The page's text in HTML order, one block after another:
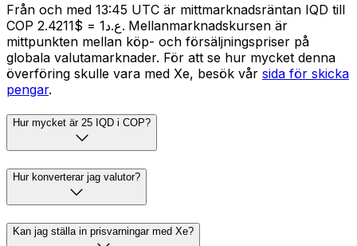
Från och med 13:45 UTC är mittmarknadsräntan IQD till
COP ع.د1 = $2.4211. Mellanmarknadskursen är
mittpunkten mellan köp- och försäljningspriser på
globala valutamarknader. För att se hur mycket denna
överföring skulle vara med Xe, besök vår sida för skicka
pengar.
Hur mycket är 25 IQD i COP?
Hur konverterar jag valutor?
Kan jag ställa in prisvarningar med Xe?